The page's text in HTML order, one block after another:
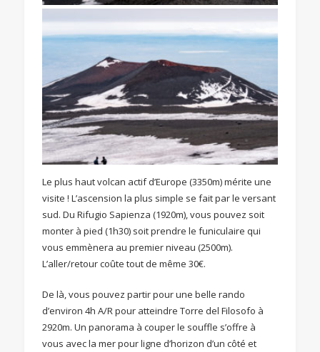
Le plus haut volcan actif d’Europe (3350m) mérite une
visite ! L’ascension la plus simple se fait par le versant
sud. Du Rifugio Sapienza (1920m), vous pouvez soit
monter à pied (1h30) soit prendre le funiculaire qui
vous emmènera au premier niveau (2500m).
L’aller/retour coûte tout de même 30€.
De là, vous pouvez partir pour une belle rando
d’environ 4h A/R pour atteindre Torre del Filosofo à
2920m. Un panorama à couper le souffle s’offre à
vous avec la mer pour ligne d’horizon d’un côté et